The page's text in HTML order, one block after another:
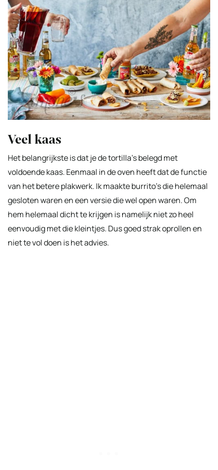
Veel kaas
Het belangrijkste is dat je de tortilla’s belegd met
voldoende kaas. Eenmaal in de oven heeft dat de functie
van het betere plakwerk. Ik maakte burrito’s die helemaal
gesloten waren en een versie die wel open waren. Om
hem helemaal dicht te krijgen is namelijk niet zo heel
eenvoudig met die kleintjes. Dus goed strak oprollen en
niet te vol doen is het advies.